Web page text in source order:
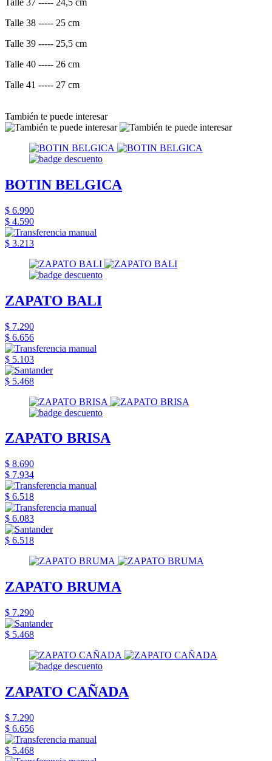
Talle 38 ----- 25 cm
Talle 39 ----- 25,5 cm
Talle 40 ----- 26 cm
Talle 41 ----- 27 cm
También te puede interesar
BOTIN BELGICA
$ 6.990
$ 4.590
$ 3.213
ZAPATO BALI
$ 7.290
$ 6.656
$ 5.103
$ 5.468
ZAPATO BRISA
$ 8.690
$ 7.934
$ 6.518
$ 6.083
$ 6.518
ZAPATO BRUMA
$ 7.290
$ 5.468
ZAPATO CAÑADA
$ 7.290
$ 6.656
$ 5.468